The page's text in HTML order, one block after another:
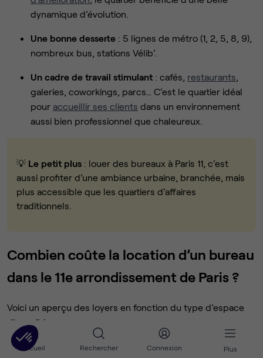
Accueil Rechercher Connexion Plus
dynamique d’évolution.
Une bonne desserte : 5 lignes de métro (1, 2, 5, 8, 9),
nombreux bus, stations Vélib’.
Un cadre de travail stimulant : cafés, restaurants
galeries, coworkings, parcs… C’est le quartier idéal
pour accueillir ses clients dans un environnement
aussi bien professionnel que chaleureux.
💡 Le petit plus : louer des bureaux à Paris 11, c’est
aussi profiter d’une ambiance urbaine, branchée, mais
plus accessible que les quartiers d’affaires
traditionnels.
Combien coûte la location d’un bureau
dans le 11e arrondissement de Paris ?
Voici un aperçu des loyers en fonction du type d’espace
disponible :
Type d’espace Prix moyen HT / poste / mois